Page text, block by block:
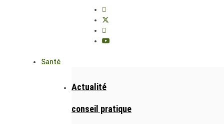
Santé
Actualité
conseil pratique